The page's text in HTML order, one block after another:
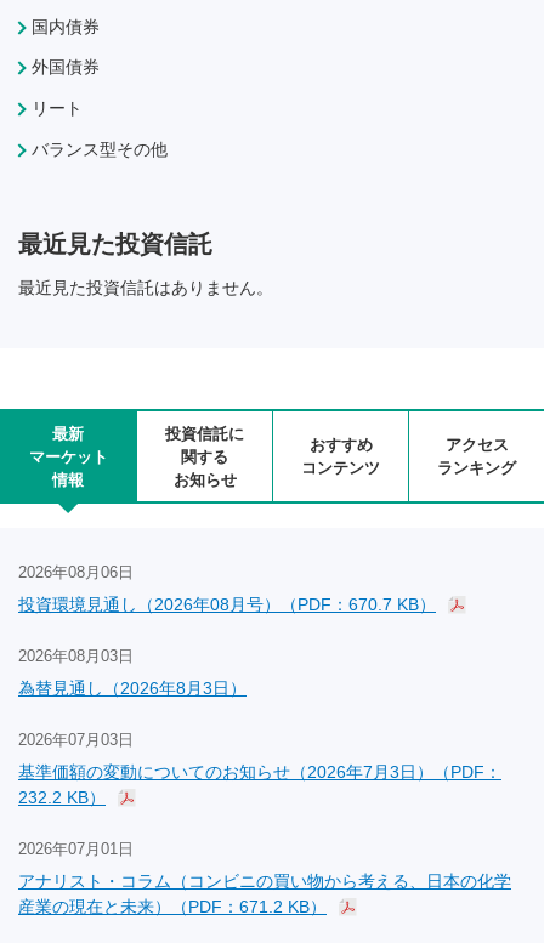
国内債券
外国債券
リート
バランス型その他
最近見た投資信託
最近見た投資信託はありません。
最新
マーケット
情報
投資信託に
関する
お知らせ
おすすめ
コンテンツ
アクセス
ランキング
2026年08月06日
投資環境見通し（2026年08月号）（PDF：670.7 KB）
2026年08月03日
為替見通し（2026年8月3日）
2026年07月03日
基準価額の変動についてのお知らせ（2026年7月3日）（PDF：
232.2 KB）
2026年07月01日
アナリスト・コラム（コンビニの買い物から考える、日本の化学
産業の現在と未来）（PDF：671.2 KB）